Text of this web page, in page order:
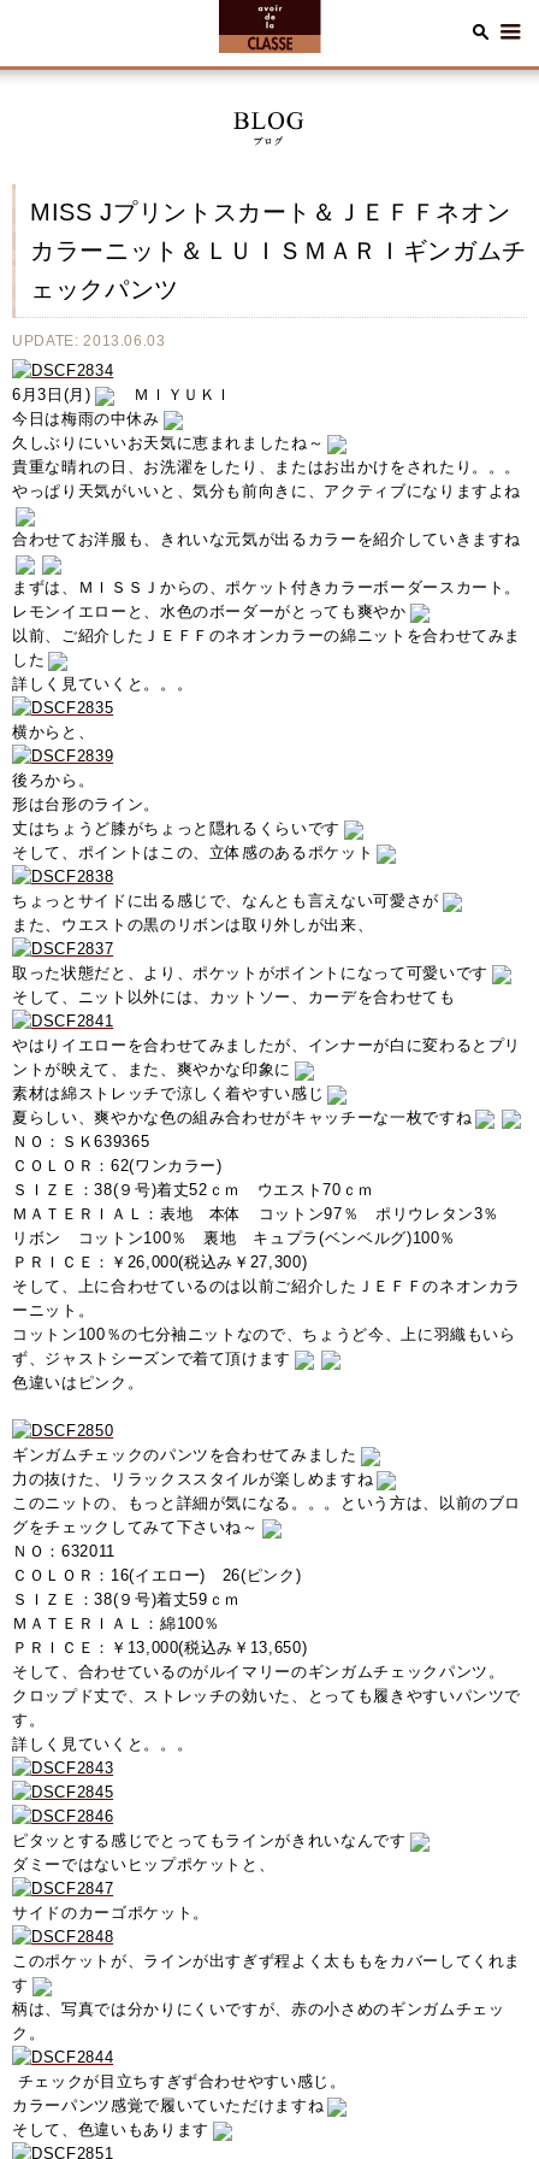
MISS Jプリントスカート＆ＪＥＦＦネオン
カラーニット＆ＬＵＩＳＭＡＲＩギンガムチ
ェックパンツ
UPDATE: 2013.06.03
6月3日(月)
ＭＩＹＵＫＩ
今日は梅雨の中休み
久しぶりにいいお天気に恵まれましたね～
貴重な晴れの日、お洗濯をしたり、またはお出かけをされたり。。。
やっぱり天気がいいと、気分も前向きに、アクティブになりますよね
合わせてお洋服も、きれいな元気が出るカラーを紹介していきますね
まずは、ＭＩＳＳＪからの、ポケット付きカラーボーダースカート。
レモンイエローと、水色のボーダーがとっても爽やか
以前、ご紹介したＪＥＦＦのネオンカラーの綿ニットを合わせてみま
した
詳しく見ていくと。。。
横からと、
後ろから。
形は台形のライン。
丈はちょうど膝がちょっと隠れるくらいです
そして、ポイントはこの、立体感のあるポケット
ちょっとサイドに出る感じで、なんとも言えない可愛さが
また、ウエストの黒のリボンは取り外しが出来、
取った状態だと、より、ポケットがポイントになって可愛いです
そして、ニット以外には、カットソー、カーデを合わせても
やはりイエローを合わせてみましたが、インナーが白に変わるとプリ
ントが映えて、また、爽やかな印象に
素材は綿ストレッチで涼しく着やすい感じ
夏らしい、爽やかな色の組み合わせがキャッチーな一枚ですね
ＮＯ：ＳＫ639365
ＣＯＬＯＲ：62(ワンカラー)
ＳＩＺＥ：38(９号)着丈52ｃｍ ウエスト70ｃｍ
ＭＡＴＥＲＩＡＬ：表地 本体 コットン97％ ポリウレタン3％
リボン コットン100％ 裏地 キュプラ(ベンベルグ)100％
ＰＲＩＣＥ：￥26,000(税込み￥27,300)
そして、上に合わせているのは以前ご紹介したＪＥＦＦのネオンカラ
ーニット。
コットン100％の七分袖ニットなので、ちょうど今、上に羽織もいら
ず、ジャストシーズンで着て頂けます
色違いはピンク。
ギンガムチェックのパンツを合わせてみました
力の抜けた、リラックススタイルが楽しめますね
このニットの、もっと詳細が気になる。。。という方は、以前のブロ
グをチェックしてみて下さいね～
ＮＯ：632011
ＣＯＬＯＲ：16(イエロー) 26(ピンク)
ＳＩＺＥ：38(９号)着丈59ｃｍ
ＭＡＴＥＲＩＡＬ：綿100％
ＰＲＩＣＥ：￥13,000(税込み￥13,650)
そして、合わせているのがルイマリーのギンガムチェックパンツ。
クロップド丈で、ストレッチの効いた、とっても履きやすいパンツで
す。
詳しく見ていくと。。。
ピタッとする感じでとってもラインがきれいなんです
ダミーではないヒップポケットと、
サイドのカーゴポケット。
このポケットが、ラインが出すぎず程よく太ももをカバーしてくれま
す
柄は、写真では分かりにくいですが、赤の小さめのギンガムチェッ
ク。
チェックが目立ちすぎず合わせやすい感じ。
カラーパンツ感覚で履いていただけますね
そして、色違いもあります